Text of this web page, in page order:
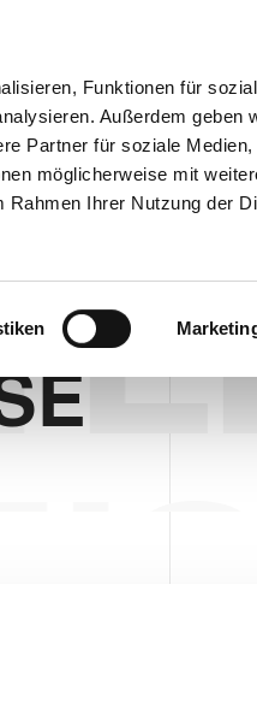
Funktionen für
Außerdem geben
Partner für soziale Medien,
möglicherweise mit
Rahmen Ihrer Nutzung der
BLOG CASE HISTORY